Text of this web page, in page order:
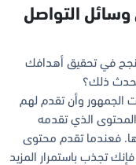
التواصل
في تحقيق أهدافك
ذلك؟
الجمهور وأن تقدم لهم
الذي تقدمه
فعندما تقدم محتوى
تجذب باستمرار المزيد